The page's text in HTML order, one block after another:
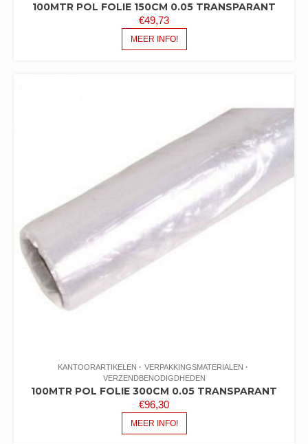
100MTR POL FOLIE 150CM 0.05 TRANSPARANT
€49,73
MEER INFO!
KANTOORARTIKELEN
VERPAKKINGSMATERIALEN
VERZENDBENODIGDHEDEN
100MTR POL FOLIE 300CM 0.05 TRANSPARANT
€96,30
MEER INFO!